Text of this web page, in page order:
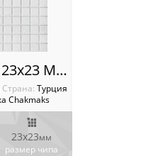
Bianco neve 23x23 Мозаика Chakmaks
Cтрана: Турция
Chakmaks
23х23мм
размер чипа